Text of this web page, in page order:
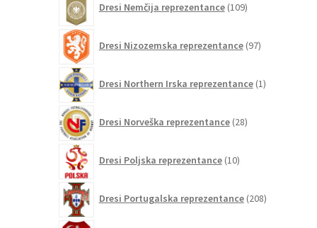
Dresi Nemčija reprezentance 109izdelkov
Dresi Nizozemska reprezentance 97izdelkov
Dresi Northern Irska reprezentance 1izdelek
Dresi Norveška reprezentance 28izdelkov
Dresi Poljska reprezentance 10izdelkov
Dresi Portugalska reprezentance 208izdelkov